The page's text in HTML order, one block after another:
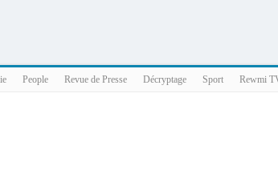
People Revue de Presse Décryptage Sport Rewmi